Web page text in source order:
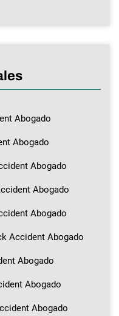
Abogado
Abogado
Abogado
Abogado
Abogado
Accident Abogado
Abogado
Abogado
Abogado